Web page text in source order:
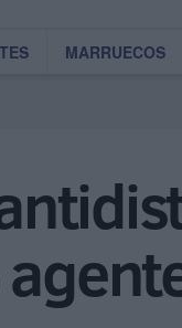
MARRUECOS